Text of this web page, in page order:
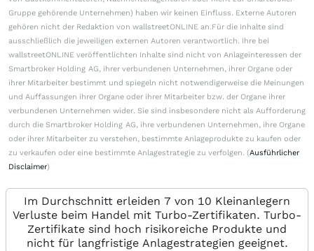
Gruppe gehörende Unternehmen) haben wir keinen Einfluss. Externe Autoren
gehören nicht der Redaktion von wallstreetONLINE an.Für die Inhalte sind
ausschließlich die jeweiligen externen Autoren verantwortlich. Ihre bei
wallstreetONLINE veröffentlichten Inhalte sind nicht von Anlageinteressen der
Smartbroker Holding AG, ihrer verbundenen Unternehmen, ihrer Organe oder
ihrer Mitarbeiter bestimmt und spiegeln nicht notwendigerweise die Meinungen
und Auffassungen ihrer Organe oder ihrer Mitarbeiter bzw. der Organe ihrer
verbundenen Unternehmen wider. Sie sind insbesondere nicht als Aufforderung
durch die Smartbroker Holding AG, ihre verbundenen Unternehmen, ihre Organe
oder ihrer Mitarbeiter zu verstehen, bestimmte Anlageprodukte zu kaufen oder
zu verkaufen oder eine bestimmte Anlagestrategie zu verfolgen. (Ausführlicher
Disclaimer)
Im Durchschnitt erleiden 7 von 10 Kleinanlegern
Verluste beim Handel mit Turbo-Zertifikaten. Turbo-
Zertifikate sind hoch risikoreiche Produkte und
nicht für langfristige Anlagestrategien geeignet.